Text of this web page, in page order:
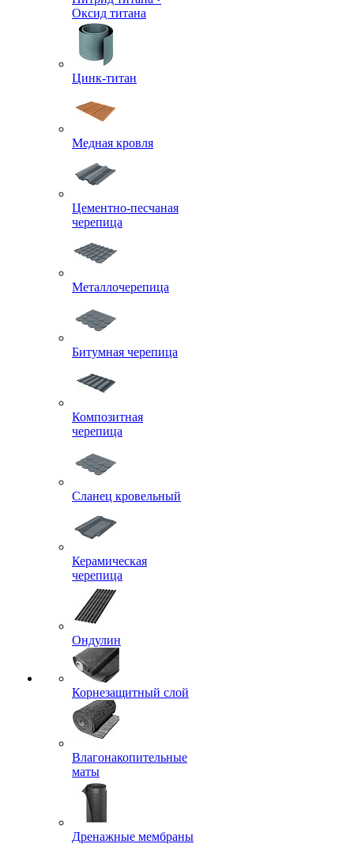
Оксид титана
Цинк-титан
Медная кровля
Цементно-песчаная
черепица
Металлочерепица
Битумная черепица
Композитная
черепица
Сланец кровельный
Керамическая
черепица
Ондулин
Корнезащитный слой
Влагонакопительные
маты
Дренажные мембраны